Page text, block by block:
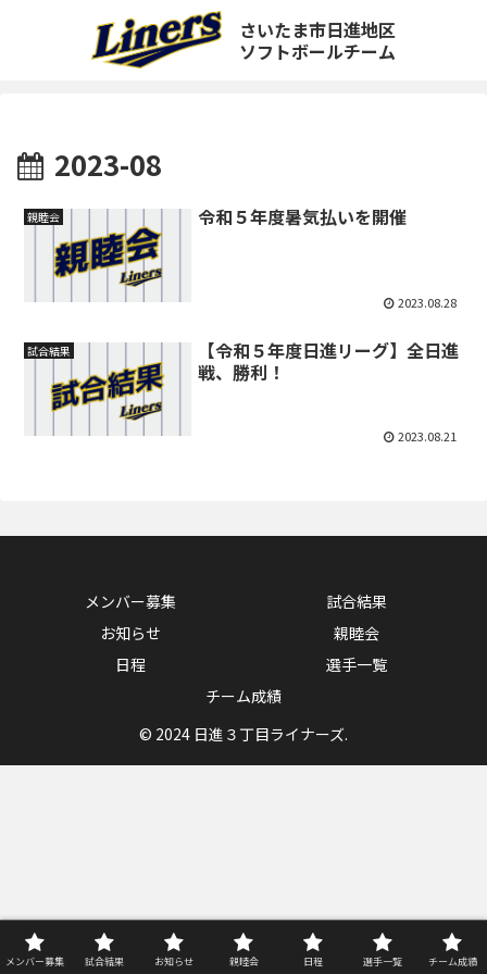
さいたま市日進地区
ソフトボールチーム
2023-08
親睦会 令和５年度暑気払いを開催
2023.08.28
試合結果
【令和５年度日進リーグ】全日進
戦、勝利！
2023.08.21
メンバー募集
試合結果
お知らせ
親睦会
日程
選手一覧
チーム成績
© 2024 日進３丁目ライナーズ.
メンバー募集 試合結果 お知らせ 親睦会 日程 選手一覧 チーム成績